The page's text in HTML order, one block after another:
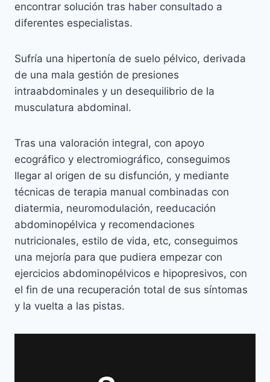
encontrar solución tras haber consultado a
diferentes especialistas.
Sufría una hipertonía de suelo pélvico, derivada
de una mala gestión de presiones
intraabdominales y un desequilibrio de la
musculatura abdominal.
Tras una valoración integral, con apoyo
ecográfico y electromiográfico, conseguimos
llegar al origen de su disfunción, y mediante
técnicas de terapia manual combinadas con
diatermia, neuromodulación, reeducación
abdominopélvica y recomendaciones
nutricionales, estilo de vida, etc, conseguimos
una mejoría para que pudiera empezar con
ejercicios abdominopélvicos e hipopresivos, con
el fin de una recuperación total de sus síntomas
y la vuelta a las pistas.